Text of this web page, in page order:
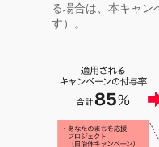
る場合は、本キャン
す）。